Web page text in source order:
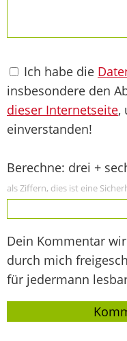
Ich habe die
insbesondere den
dieser Internetseite,
einverstanden!
Berechne: drei +
als Ziffern, dies ist eine
Dein Kommentar
durch mich
für jedermann